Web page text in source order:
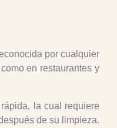
por cualquier
en restaurantes y
la cual requiere
de su limpieza.